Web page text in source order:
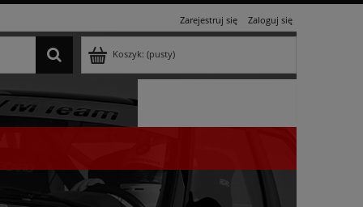
Zarejestruj się Zaloguj się
Koszyk: (pusty)